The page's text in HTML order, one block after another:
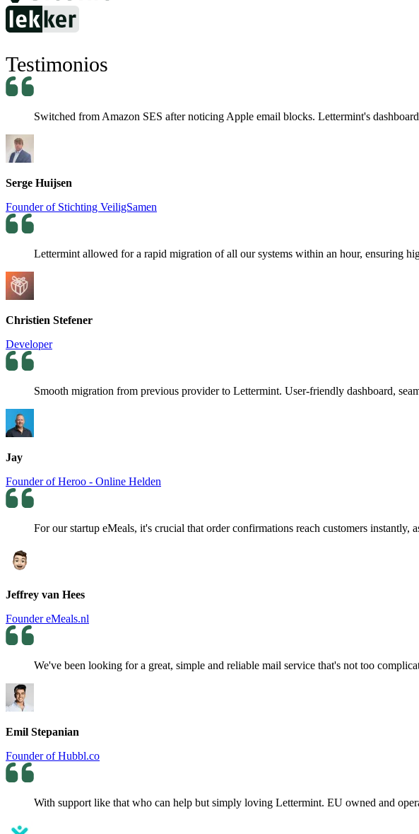
Testimonios
Switched from Amazon SES after noticing Apple email blocks. Lettermint's
Serge Huijsen
Founder of Stichting VeiligSamen
Lettermint allowed for a rapid migration of all our systems within an hour, ensuring
Christien Stefener
Developer
Smooth migration from previous provider to Lettermint. User-friendly dashboard,
Jay
Founder of Heroo - Online Helden
For our startup eMeals, it's crucial that order confirmations reach customers
Jeffrey van Hees
Founder eMeals.nl
We've been looking for a great, simple and reliable mail service that's not too
Emil Stepanian
Founder of Hubbl.co
With support like that who can help but simply loving Lettermint. EU owned and